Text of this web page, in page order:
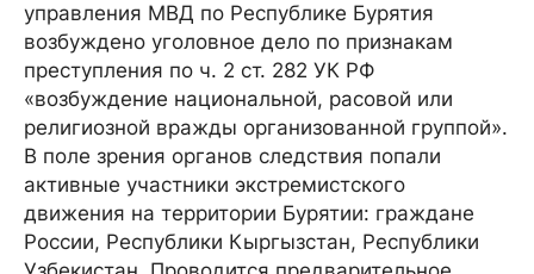
управления МВД по Республике Бурятия
возбуждено уголовное дело по признакам
преступления по ч. 2 ст. 282 УК РФ
«возбуждение национальной, расовой или
религиозной вражды организованной группой».
В поле зрения органов следствия попали
активные участники экстремистского
движения на территории Бурятии: граждане
России, Республики Кыргызстан, Республики